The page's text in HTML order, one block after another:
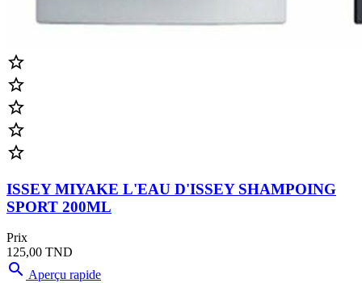





ISSEY MIYAKE L'EAU D'ISSEY SHAMPOING
SPORT 200ML
Prix
125,00 TND
 Aperçu rapide